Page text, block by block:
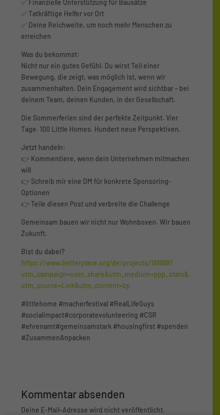
✅ Finanzielle Unterstützung für Bausätze
✅ Tatkräftige Helfer vor Ort
✅ Deine Reichweite, um noch mehr Menschen zu
erreichen
Was du bekommst:
Nicht nur ein gutes Gefühl. Du wirst Teil einer
Bewegung, die zeigt, was möglich ist, wenn wir
zusammenhalten. Dein Engagement wird sichtbar – bei
deinem Team, deinen Kunden, in der Gesellschaft.
Die Sommerferien sind der perfekte Zeitpunkt. Vier
Tage. 100 Little Homes. Hundert neue Perspektiven.
Jetzt handeln:
👉 Kommentiere, wenn dein Unternehmen mitmachen
will
👉 Schreib mir eine DM für konkrete Sponsoring-
Optionen
👉 Teile diesen Post und verbreite die Challenge
Gemeinsam bauen wir nicht nur Wohnboxen. Wir bauen
Zukunft.
Bist du dabei?
https://www.betterplace.org/de/projects/181688?
utm_campaign=user_share&utm_medium=ppp_stats&
utm_source=Link&utm_content=bp
#littlehome #macherfestival #RealLifeGuys
#socialimpact#corporatevolunteering #CSR
#ehrenamt#gemeinsamstark #housingfirst #spenden
#ZusammenAnpacken
Kommentar absenden
Deine E-Mail-Adresse wird nicht veröffentlicht.